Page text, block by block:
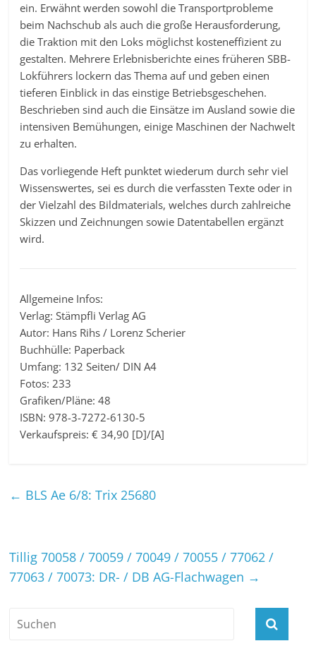
ein. Erwähnt werden sowohl die Transportprobleme
beim Nachschub als auch die große Herausforderung,
die Traktion mit den Loks möglichst kosteneffizient zu
gestalten. Mehrere Erlebnisberichte eines früheren SBB-
Lokführers lockern das Thema auf und geben einen
tieferen Einblick in das einstige Betriebsgeschehen.
Beschrieben sind auch die Einsätze im Ausland sowie die
intensiven Bemühungen, einige Maschinen der Nachwelt
zu erhalten.
Das vorliegende Heft punktet wiederum durch sehr viel
Wissenswertes, sei es durch die verfassten Texte oder in
der Vielzahl des Bildmaterials, welches durch zahlreiche
Skizzen und Zeichnungen sowie Datentabellen ergänzt
wird.
Allgemeine Infos:
Verlag: Stämpfli Verlag AG
Autor: Hans Rihs / Lorenz Scherier
Buchhülle: Paperback
Umfang: 132 Seiten/ DIN A4
Fotos: 233
Grafiken/Pläne: 48
ISBN: 978-3-7272-6130-5
Verkaufspreis: € 34,90 [D]/[A]
← BLS Ae 6/8: Trix 25680
Tillig 70058 / 70059 / 70049 / 70055 / 77062 /
77063 / 70073: DR- / DB AG-Flachwagen →